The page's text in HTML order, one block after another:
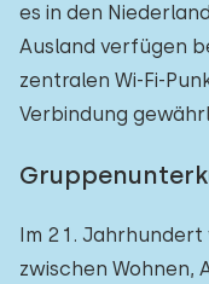
es in den
Ausland verfügen
zentralen Wi-Fi-
Verbindung
Im 21. Jahrhundert
zwischen Wohnen,